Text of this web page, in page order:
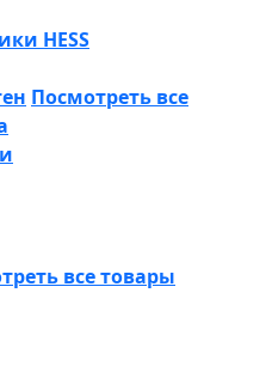
HESS
Посмотреть все
все товары